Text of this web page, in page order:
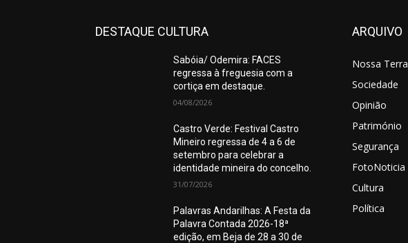
DESTAQUE CULTURA
Sabóia/ Odemira: FACES
regressa à freguesia com a
cortiça em destaque.
04/08/2026
Castro Verde: Festival Castro
Mineiro regressa de 4 a 6 de
setembro para celebrar a
identidade mineira do concelho.
31/07/2026
Palavras Andarilhas: A Festa da
Palavra Contada 2026-18ª
edição, em Beja de 28 a 30 de
ARQUIVO
Nossa Terra
Sociedade
Opinião
Património
Segurança
FotoNoticia
Cultura
Política